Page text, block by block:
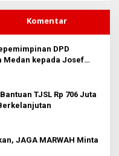
Komentar
DPD
Medan kepada Josef
TJSL Rp 706 Juta
JAGA MARWAH Minta